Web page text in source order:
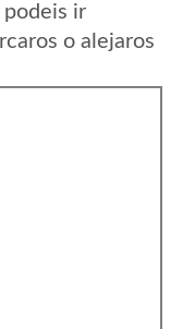
podeis ir
o alejaros